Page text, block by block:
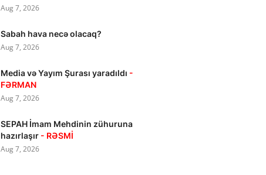
Aug 7, 2026
Sabah hava necə olacaq?
Aug 7, 2026
Media və Yayım Şurası yaradıldı -
FƏRMAN
Aug 7, 2026
SEPAH İmam Mehdinin zühuruna
hazırlaşır - RƏSMİ
Aug 7, 2026